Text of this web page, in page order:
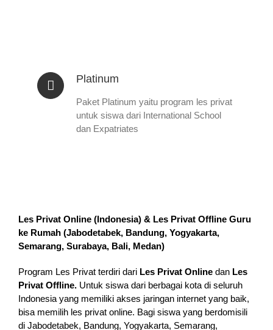
Platinum
Paket Platinum yaitu program les privat
untuk siswa dari International School
dan Expatriates
Les Privat Online (Indonesia) & Les Privat Offline Guru
ke Rumah (Jabodetabek, Bandung, Yogyakarta,
Semarang, Surabaya, Bali, Medan)
Program Les Privat terdiri dari Les Privat Online dan Les
Privat Offline. Untuk siswa dari berbagai kota di seluruh
Indonesia yang memiliki akses jaringan internet yang baik,
bisa memilih les privat online. Bagi siswa yang berdomisili
di Jabodetabek, Bandung, Yogyakarta, Semarang,